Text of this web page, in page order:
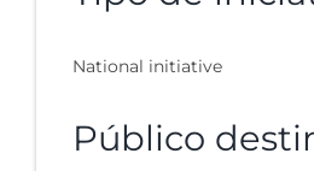
National initiative
Público